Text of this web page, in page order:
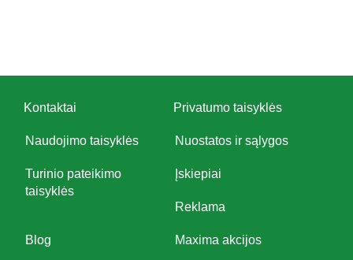
Kontaktai Privatumo taisyklės
Naudojimo taisyklės Nuostatos ir sąlygos
Turinio pateikimo
taisyklės
Įskiepiai
Reklama
Blog Maxima akcijos